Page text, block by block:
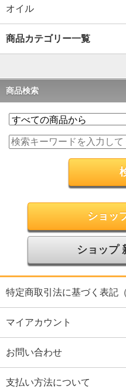
オイル
商品カテゴリー一覧
商品検索
ショッ
ショップ
特定商取引法に基づく表記
マイアカウント
お問い合わせ
支払い方法について